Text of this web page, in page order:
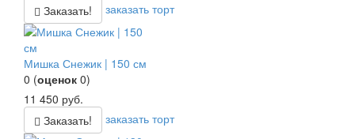
Заказать!
заказать торт
Мишка Снежик | 150 см
0 (оценок 0)
11 450 руб.
Заказать!
заказать торт